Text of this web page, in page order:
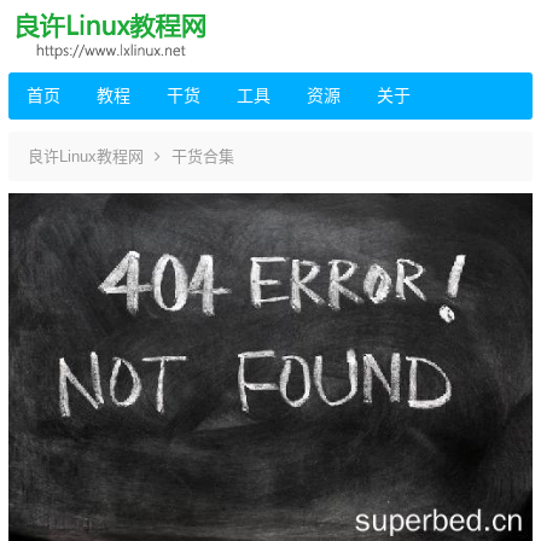
首页 教程 干货 工具 资源 关于
良许Linux教程网 干货合集